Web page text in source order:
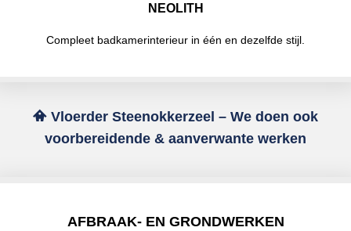
NEOLITH
Compleet badkamerinterieur in één en dezelfde stijl.
Vloerder Steenokkerzeel – We doen ook
voorbereidende & aanverwante werken
AFBRAAK- EN GRONDWERKEN